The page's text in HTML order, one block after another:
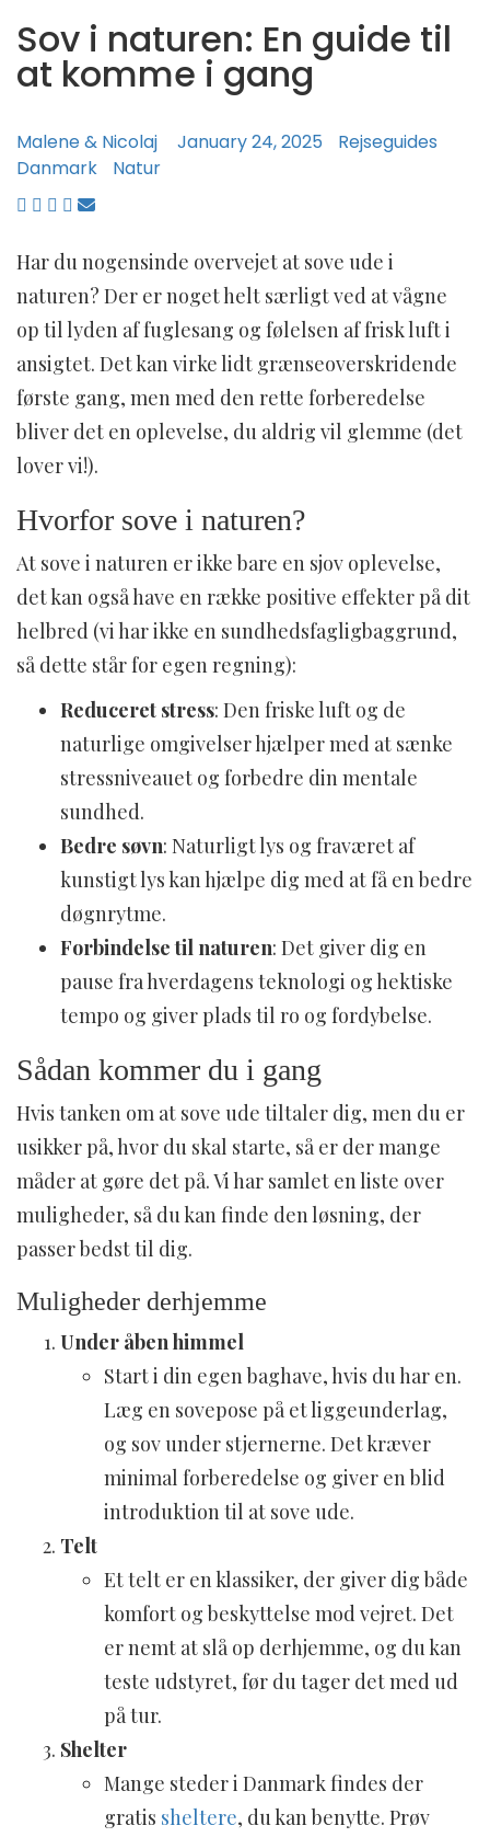
Sov i naturen: En guide til
at komme i gang
Malene & Nicolaj January 24, 2025
Rejseguides
Danmark
Natur
Har du nogensinde overvejet at sove ude i
naturen? Der er noget helt særligt ved at vågne
op til lyden af fuglesang og følelsen af frisk luft i
ansigtet. Det kan virke lidt grænseoverskridende
første gang, men med den rette forberedelse
bliver det en oplevelse, du aldrig vil glemme (det
lover vi!).
Hvorfor sove i naturen?
At sove i naturen er ikke bare en sjov oplevelse,
det kan også have en række positive effekter på dit
helbred (vi har ikke en sundhedsfagligbaggrund,
så dette står for egen regning):
Reduceret stress: Den friske luft og de
naturlige omgivelser hjælper med at sænke
stressniveauet og forbedre din mentale
sundhed.
Bedre søvn: Naturligt lys og fraværet af
kunstigt lys kan hjælpe dig med at få en bedre
døgnrytme.
Forbindelse til naturen: Det giver dig en
pause fra hverdagens teknologi og hektiske
tempo og giver plads til ro og fordybelse.
Sådan kommer du i gang
Hvis tanken om at sove ude tiltaler dig, men du er
usikker på, hvor du skal starte, så er der mange
måder at gøre det på. Vi har samlet en liste over
muligheder, så du kan finde den løsning, der
passer bedst til dig.
Muligheder derhjemme
Under åben himmel
Start i din egen baghave, hvis du har en.
Læg en sovepose på et liggeunderlag,
og sov under stjernerne. Det kræver
minimal forberedelse og giver en blid
introduktion til at sove ude.
Telt
Et telt er en klassiker, der giver dig både
komfort og beskyttelse mod vejret. Det
er nemt at slå op derhjemme, og du kan
teste udstyret, før du tager det med ud
på tur.
Shelter
Mange steder i Danmark findes der
gratis sheltere, du kan benytte. Prøv